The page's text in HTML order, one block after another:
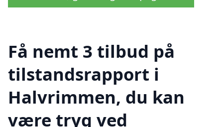
Få nemt 3 tilbud på
tilstandsrapport i
Halvrimmen, du kan
være tryg ved